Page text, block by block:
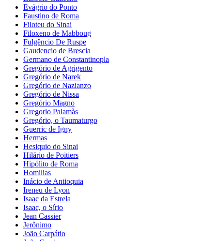
Evágrio do Ponto
Faustino de Roma
Filoteu do Sinai
Filoxeno de Mabboug
Fulgêncio De Ruspe
Gaudencio de Brescia
Germano de Constantinopla
Gregório de Agrigento
Gregório de Narek
Gregório de Nazianzo
Gregório de Nissa
Gregório Magno
Gregorio Palamàs
Gregório, o Taumaturgo
Guerric de Igny
Hermas
Hesiquio do Sinai
Hilário de Poitiers
Hipólito de Roma
Homilias
Inácio de Antioquia
Ireneu de Lyon
Isaac da Estrela
Isaac, o Sírio
Jean Cassier
Jerônimo
João Carpátio